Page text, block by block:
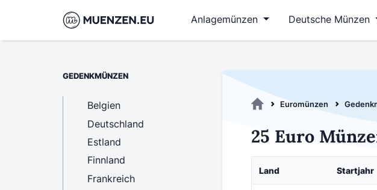
Anlagemünzen Deutsche Münzen
Euromünzen
25 Euro
Land Startjahr
GEDENKMÜNZEN
Belgien
Deutschland
Estland
Finnland
Frankreich